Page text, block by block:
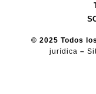
© 2025 Todos
jurídica –